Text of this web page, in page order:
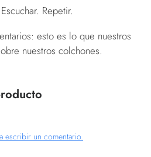
Repetir.
esto es lo que nuestros
nuestros colchones.
escribir un comentario.